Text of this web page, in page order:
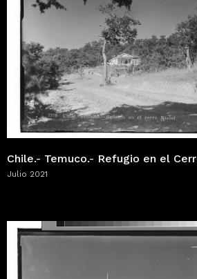
Chile.- Temuco.- Refugio en el
Julio 2021